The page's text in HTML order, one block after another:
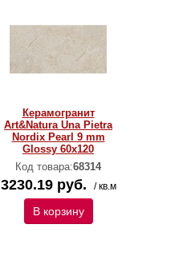
Керамогранит
Art&Natura Una Pietra
Nordix Pearl 9 mm
Glossy 60х120
Код товара:68314
3230.19 руб. / кв.м
В корзину